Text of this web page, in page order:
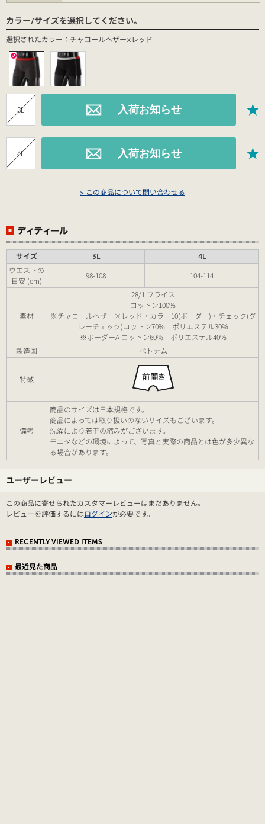
カラー/サイズを選択してください。
選択されたカラー：チャコールヘザー×レッド
3L
4L
> この商品について問い合わせる
サイズ 3L 4L
ウエストの
目安 (cm)
98-108 104-114
素材
28/1 フライス
コットン100%
※チャコールヘザー×レッド・カラー10(ボーダー)・チェック(グ
レーチェック)コットン70% ポリエステル30%
※ボーダーA コットン60% ポリエステル40%
製造国
ベトナム
特徴
備考
商品のサイズは日本規格です。
商品によっては取り扱いのないサイズもございます。
洗濯により若干の縮みがございます。
モニタなどの環境によって、写真と実際の商品とは色が多少異な
る場合があります。
ユーザーレビュー
この商品に寄せられたカスタマーレビューはまだありません。
レビューを評価するにはログインが必要です。
RECENTLY VIEWED ITEMS
最近見た商品